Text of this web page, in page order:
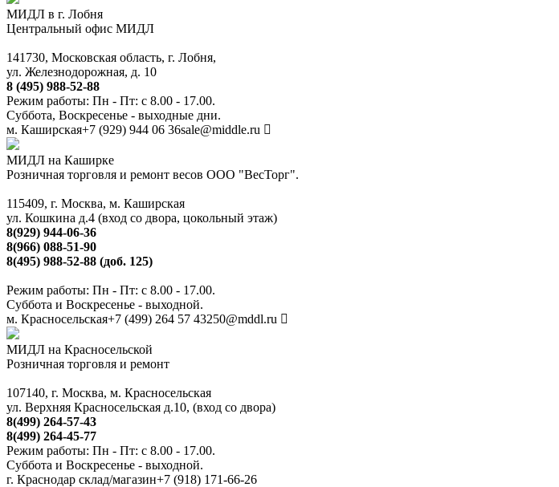
МИДЛ в г. Лобня
Центральный офис МИДЛ
141730, Московская область, г. Лобня,
ул. Железнодорожная, д. 10
8 (495) 988-52-88
Режим работы: Пн - Пт: с 8.00 - 17.00.
Суббота, Воскресенье - выходные дни.
м. Каширская+7 (929) 944 06 36sale@middle.ru
МИДЛ на Каширке
Розничная торговля и ремонт весов ООО "ВесТорг".
115409, г. Москва, м. Каширская
ул. Кошкина д.4 (вход со двора, цокольный этаж)
8(929) 944-06-36
8(966) 088-51-90
8(495) 988-52-88 (доб. 125)
Режим работы: Пн - Пт: с 8.00 - 17.00.
Суббота и Воскресенье - выходной.
м. Красносельская+7 (499) 264 57 43250@mddl.ru
МИДЛ на Красносельской
Розничная торговля и ремонт
107140, г. Москва, м. Красносельская
ул. Верхняя Красносельская д.10, (вход со двора)
8(499) 264-57-43
8(499) 264-45-77
Режим работы: Пн - Пт: с 8.00 - 17.00.
Суббота и Воскресенье - выходной.
г. Краснодар склад/магазин+7 (918) 171-66-26